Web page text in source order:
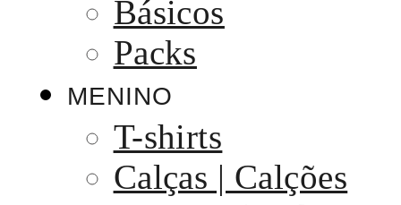
Básicos
Packs
MENINO
T-shirts
Calças | Calções